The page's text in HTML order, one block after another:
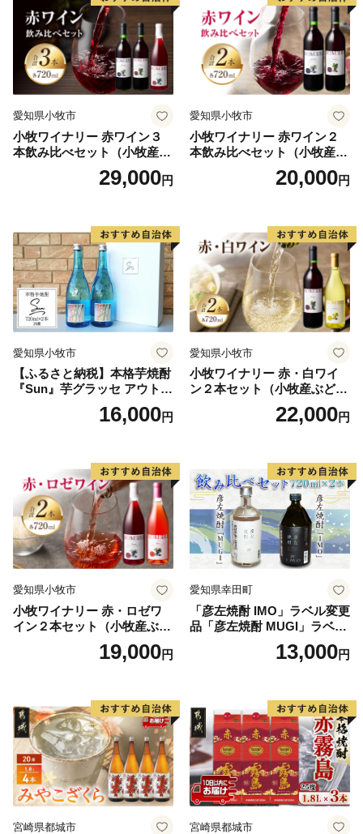
個性豊かな七郷(ななさと)が、あなたをお待ちしていま
す。
まずは返礼品で郡上の魅力をお楽しみいただき、その上
愛知県小牧市
小牧ワイナリー 赤ワイン３
本飲み比べセット（小牧産ぶ
どう100％使用）29,000円
愛知県小牧市
小牧ワイナリー 赤ワイン２
本飲み比べセット（小牧産ぶ
どう100％使用）20,000円
愛知県小牧市
【ふるさと納税】本格芋焼酎
『Sun』芋グラッセ アウトド
ア ソロキャンプ ベランピン
グ 巣ごもり 就労支援16,000円
愛知県小牧市
小牧ワイナリー 赤・白ワイ
ン２本セット（小牧産ぶどう
22,000円
愛知県小牧市
小牧ワイナリー 赤・ロゼワ
イン２本セット（小牧産ぶど
19,000円
愛知県幸田町
「彦左焼酎 IMO」ラベル変更
品「彦左焼酎 MUGI」ラベル
変更品 飲み比べ セット 合計
2本 720ml×各1本 25度 焼酎
13,000円
宮崎県都城市 宮崎県都城市